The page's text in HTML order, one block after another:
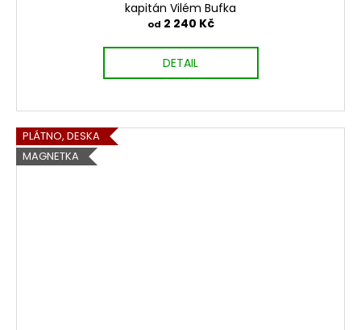
kapitán Vilém Bufka
od 2 240 Kč
DETAIL
PLÁTNO, DESKA
MAGNETKA